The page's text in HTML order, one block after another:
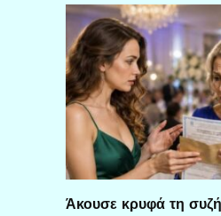
Άκουσε κρυφά τη